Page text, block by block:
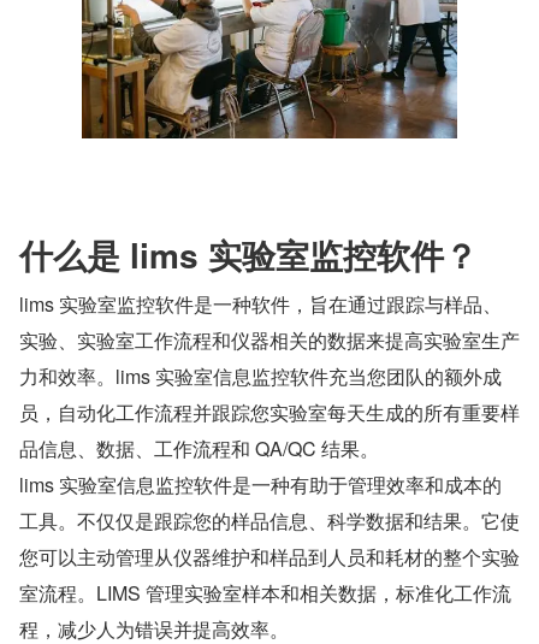
什么是 lims 实验室监控软件？
lims 实验室监控软件是一种软件，旨在通过跟踪与样品、
实验、实验室工作流程和仪器相关的数据来提高实验室生产
力和效率。lims 实验室信息监控软件充当您团队的额外成
员，自动化工作流程并跟踪您实验室每天生成的所有重要样
品信息、数据、工作流程和 QA/QC 结果。
lims 实验室信息监控软件是一种有助于管理效率和成本的
工具。不仅仅是跟踪您的样品信息、科学数据和结果。它使
您可以主动管理从仪器维护和样品到人员和耗材的整个实验
室流程。LIMS 管理实验室样本和相关数据，标准化工作流
程，减少人为错误并提高效率。